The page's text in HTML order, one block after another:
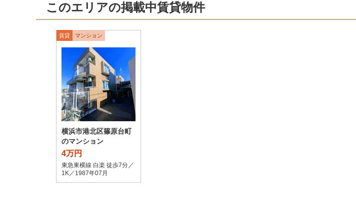
このエリアの掲載中賃貸物件
賃貸 マンション
横浜市港北区篠原台町
のマンション
4万円
東急東横線 白楽 徒歩7分／
1K／1987年07月